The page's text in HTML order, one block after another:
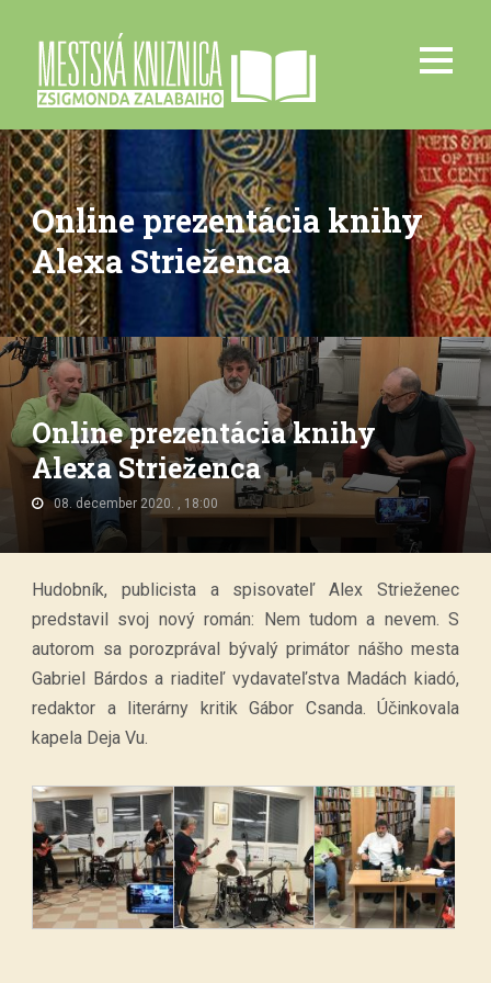
Online prezentácia knihy
Alexa Strieženca
Online prezentácia knihy
Alexa Strieženca
08. december 2020. , 18:00
Hudobník, publicista a spisovateľ Alex Strieženec
predstavil svoj nový román: Nem tudom a nevem. S
autorom sa porozprával bývalý primátor nášho mesta
Gabriel Bárdos a riaditeľ vydavateľstva Madách kiadó,
redaktor a literárny kritik Gábor Csanda. Účinkovala
kapela Deja Vu.